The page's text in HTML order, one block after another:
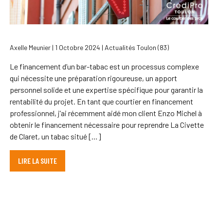
Axelle Meunier | 1 Octobre 2024 | Actualités Toulon (83)
Le financement d’un bar-tabac est un processus complexe
qui nécessite une préparation rigoureuse, un apport
personnel solide et une expertise spécifique pour garantir la
rentabilité du projet. En tant que courtier en financement
professionnel, j’ai récemment aidé mon client Enzo Michel à
obtenir le financement nécessaire pour reprendre La Civette
de Claret, un tabac situé […]
LIRE LA SUITE